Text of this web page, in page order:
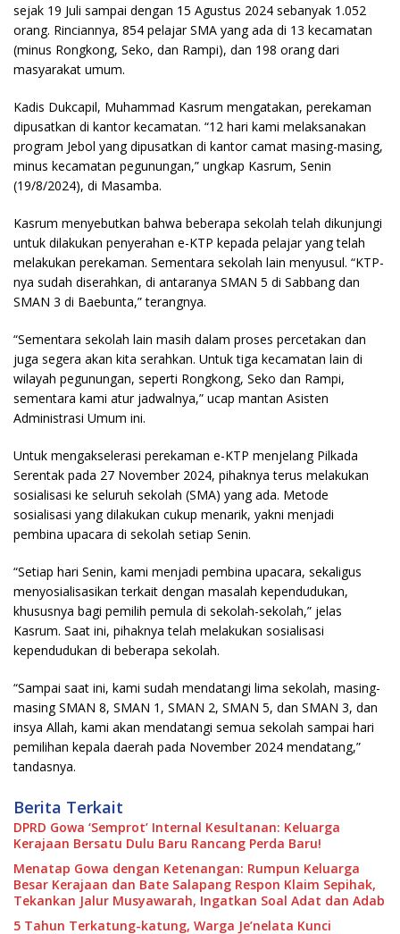
sejak 19 Juli sampai dengan 15 Agustus 2024 sebanyak 1.052
orang. Rinciannya, 854 pelajar SMA yang ada di 13 kecamatan
(minus Rongkong, Seko, dan Rampi), dan 198 orang dari
masyarakat umum.
Kadis Dukcapil, Muhammad Kasrum mengatakan, perekaman
dipusatkan di kantor kecamatan. “12 hari kami melaksanakan
program Jebol yang dipusatkan di kantor camat masing-masing,
minus kecamatan pegunungan,” ungkap Kasrum, Senin
(19/8/2024), di Masamba.
Kasrum menyebutkan bahwa beberapa sekolah telah dikunjungi
untuk dilakukan penyerahan e-KTP kepada pelajar yang telah
melakukan perekaman. Sementara sekolah lain menyusul. “KTP-
nya sudah diserahkan, di antaranya SMAN 5 di Sabbang dan
SMAN 3 di Baebunta,” terangnya.
“Sementara sekolah lain masih dalam proses percetakan dan
juga segera akan kita serahkan. Untuk tiga kecamatan lain di
wilayah pegunungan, seperti Rongkong, Seko dan Rampi,
sementara kami atur jadwalnya,” ucap mantan Asisten
Administrasi Umum ini.
Untuk mengakselerasi perekaman e-KTP menjelang Pilkada
Serentak pada 27 November 2024, pihaknya terus melakukan
sosialisasi ke seluruh sekolah (SMA) yang ada. Metode
sosialisasi yang dilakukan cukup menarik, yakni menjadi
pembina upacara di sekolah setiap Senin.
“Setiap hari Senin, kami menjadi pembina upacara, sekaligus
menyosialisasikan terkait dengan masalah kependudukan,
khususnya bagi pemilih pemula di sekolah-sekolah,” jelas
Kasrum. Saat ini, pihaknya telah melakukan sosialisasi
kependudukan di beberapa sekolah.
“Sampai saat ini, kami sudah mendatangi lima sekolah, masing-
masing SMAN 8, SMAN 1, SMAN 2, SMAN 5, dan SMAN 3, dan
insya Allah, kami akan mendatangi semua sekolah sampai hari
pemilihan kepala daerah pada November 2024 mendatang,”
tandasnya.
Berita Terkait
DPRD Gowa ‘Semprot’ Internal Kesultanan: Keluarga
Kerajaan Bersatu Dulu Baru Rancang Perda Baru!
Menatap Gowa dengan Ketenangan: Rumpun Keluarga
Besar Kerajaan dan Bate Salapang Respon Klaim Sepihak,
Tekankan Jalur Musyawarah, Ingatkan Soal Adat dan Adab
5 Tahun Terkatung-katung, Warga Je’nelata Kunci